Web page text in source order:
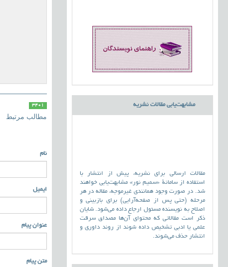
مشابهت‌یابی مقالات نشریه
مقالات ارسالی برای نشریه، پیش از انتشار با
استفاده از سامانۀ «سمیم نور» مشابهت‌یابی خواهند
شد. در صورت وجود همانندی غیرموجه، مقاله در هر
مرحله (حتی پس از صفحه‌آرایی) برای بازبینی و
اصلاح به نویسنده مسئول ارجاع داده می‌شود. شایان
ذکر است مقالاتی که محتوای آن‌ها مصداق سرقت
علمی یا ادبی تشخیص داده شوند از روند داوری و
انتشار حذف می‌شوند.
3401
مطالب مرتبط
نام
ایمیل
عنوان پیام
متن پیام